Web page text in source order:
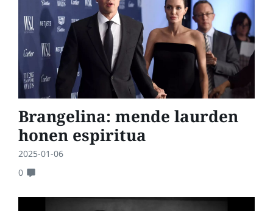
Brangelina: mende laurden
honen espiritua
2025-01-06
0